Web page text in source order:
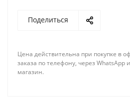
Поделиться
Цена действительна при покупке в
заказа по телефону, через WhatsApp
магазин.